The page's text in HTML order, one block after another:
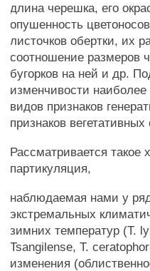
длина черешка, его
опушенность
листочков обертки, их
соотношение размеров
бугорков на ней и др.
изменчивости
видов признаков
признаков вегетативных
Рассматривается такое
партикуляция,
наблюдаемая нами у
экстремальных
зимних температур (Т.
Tsangilense, Т.
изменения